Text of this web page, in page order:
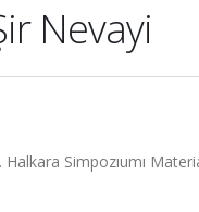
Nevayi
Halkara Simpozıumı